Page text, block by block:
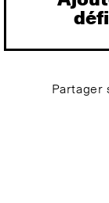
Partager